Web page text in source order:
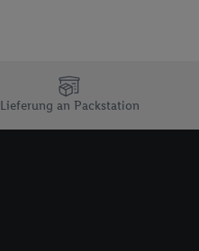
Lieferung an Packstation